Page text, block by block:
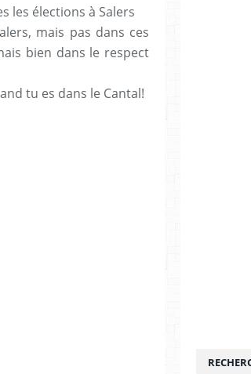
les élections à Salers
mais pas dans ces
bien dans le respect
tu es dans le Cantal!